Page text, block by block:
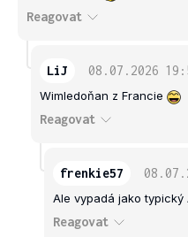
Reagovat
LiJ 08.07.2026
Wimledoňan z Francie
Reagovat
frenkie57
Ale vypadá jako typický
Reagovat